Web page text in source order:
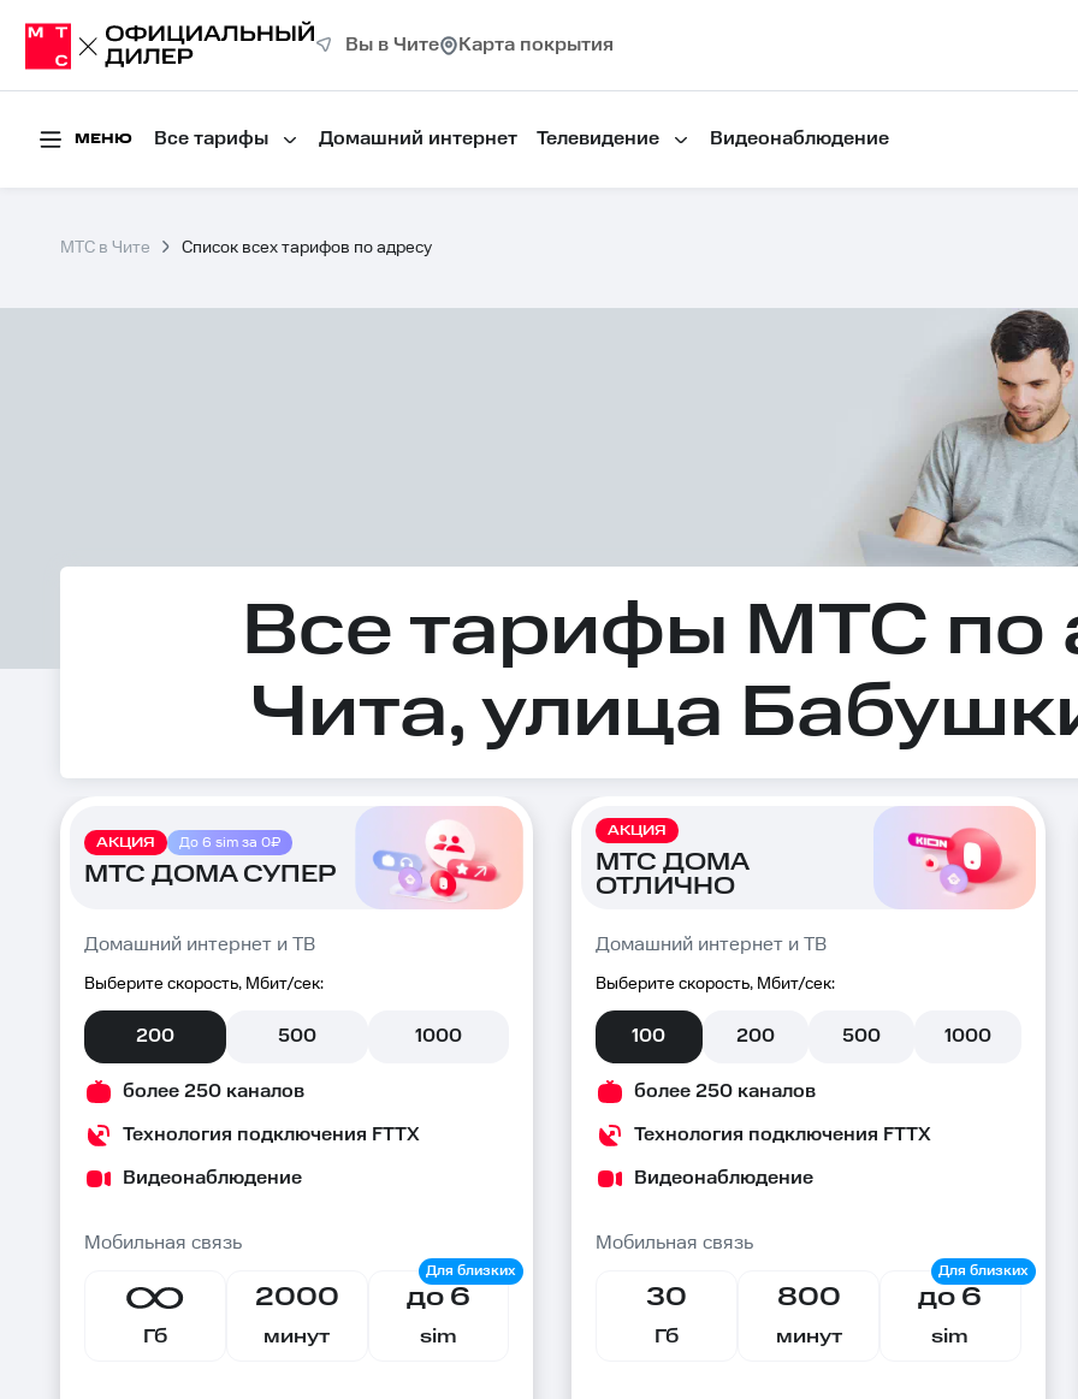
Вы в Чите Карта покрытия
МЕНЮ Все тарифы Домашний интернет Телевидение Видеонаблюдение
МТС в Чите Список всех тарифов по адресу
Все тарифы МТС по
Чита, улица
АКЦИЯ До 6 sim за 0₽
МТС ДОМА СУПЕР
Домашний интернет и ТВ
Выберите скорость, Мбит/сек:
200 500 1000
более 250 каналов
Технология подключения FTTX
Видеонаблюдение
Мобильная связь
Гб
2000
минут
до 6
sim
АКЦИЯ
МТС ДОМА
ОТЛИЧНО
Домашний интернет и ТВ
Выберите скорость, Мбит/сек:
100 200 500 1000
более 250 каналов
Технология подключения FTTX
Видеонаблюдение
Мобильная связь
30
Гб
800
минут
до 6
sim